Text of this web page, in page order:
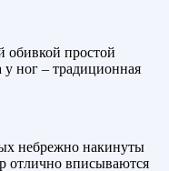
обивкой простой
ног – традиционная
небрежно накинуты
отлично вписываются